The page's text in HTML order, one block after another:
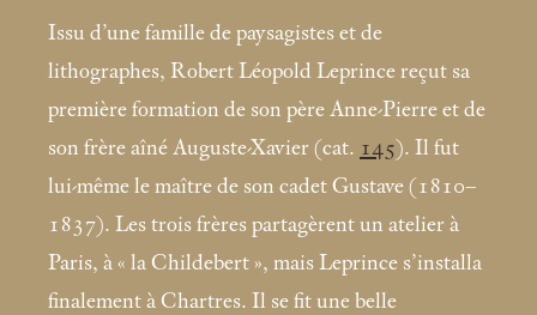
Issu d’une famille de paysagistes et de
lithographes, Robert Léopold Leprince reçut sa
première formation de son père Anne-Pierre et de
son frère aîné Auguste-Xavier (cat. 145). Il fut
lui-même le maître de son cadet Gustave (1810–
1837). Les trois frères partagèrent un atelier à
Paris, à « la Childebert », mais Leprince s’installa
finalement à Chartres. Il se fit une belle